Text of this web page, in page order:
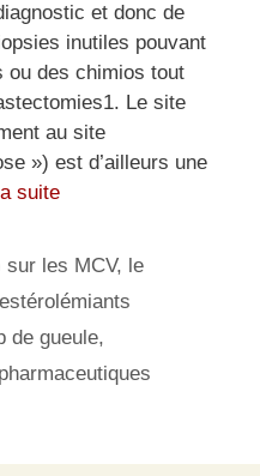
et donc de
inutiles pouvant
ou des chimios tout
Le site
au site
») est d’ailleurs une
suite
les MCV, le
de gueule,